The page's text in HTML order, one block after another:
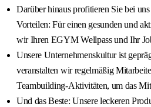
Darüber hinaus profitieren Sie bei
Vorteilen: Für einen gesunden und
wir Ihren EGYM Wellpass und Ihr
Unsere Unternehmenskultur ist
veranstalten wir regelmäßig
Teambuilding‑Aktivitäten, um das
Und das Beste: Unsere leckeren